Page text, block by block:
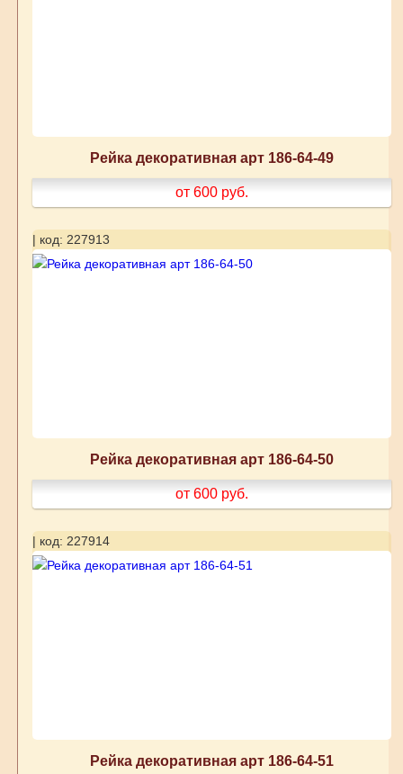
Рейка декоративная арт 186-64-49
от 600 руб.
| код: 227913
Рейка декоративная арт 186-64-50
от 600 руб.
| код: 227914
Рейка декоративная арт 186-64-51